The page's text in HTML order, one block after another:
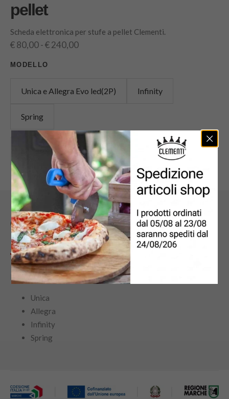
pellet
Scheda elettronica per stufe a pellet Clementi.
€80,00-€240,00
MODELLO
Unica e Allegra Evo led(2P) Infinity
Spring
AGGIUNGI AL CARRELLO
Caratteristiche
DESCRIZIONE MISURE ISTRUZIONI
Disponibile per i seguenti modelli:
Unica
Allegra
Infinity
Spring